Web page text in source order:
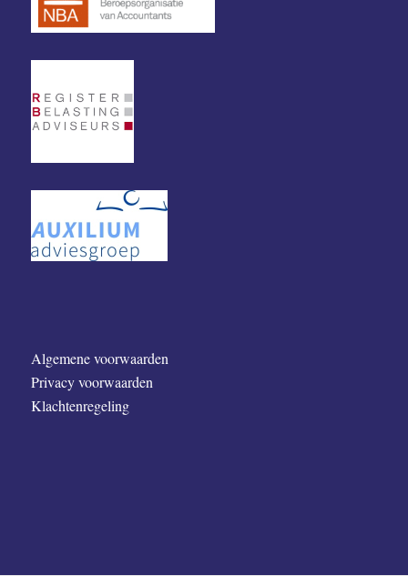
Algemene voorwaarden
Privacy voorwaarden
Klachtenregeling